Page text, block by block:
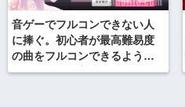
音ゲーでフルコンできない人
に捧ぐ。初心者が最高難易度
の曲をフルコンできるように
なったコツ・方法まとめ